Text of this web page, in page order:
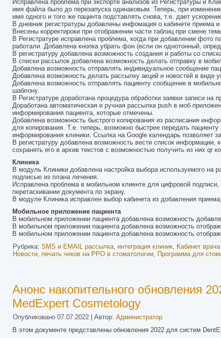
Исправлена проблема при экспорте анализов из Регистратуры и
имя файла было до перезапуска одинаковым. Теперь, при
имя одного и того же пацинта подставлять снова, т.е. дает
В дневник регистратуры добавлены инфомация о кабинете приема и
Внесены корректироки при отображении части таблиц при смене
В Регистратуре исправлена проблема, когда при добавлении фото
работали. Добавлена кнопка убрать фон (если он однотонный,
В регистратуру добавлена возможность создания и работы со
В списки рассылок добавлена возможность делать отправку в
Добавлена возможность отправлять индивидуальное сообщение
Добавлена возможность делать рассылку акций и новостей в виде
Добавлена возможность отправлять пациенту сообщение в
шаблону.
В Регистратуре доработана процедура обработки заявки записи на
Доработана автоматическая и ручная рассылка push в моб
информирования пациента, которые отмечены.
Добавлена возможность быстрого копирования из расписания
для копирования. Т.е. теперь, возможно быстрее передать
информирования клиники. Ссылка на Google календарь позволяет
В регистратуру добавлена возможность вести список информации,
сохранять его в архив текстов с возможностью получить из них qr
Клиника
В модуль Клиники добавлена настройка выбора используемого на
подписью из плана лечения.
Исправлена проблема в мобильном клиенте для цифровой
перетаскивании документа по экрану.
В модуле Клиника исправлен выбор кабинета из добавления
Мобильное приложение пациента
В мобильном приложении пациента добавлена возможность
В мобильном приложении пациента добавлена возможность
В мобильном приложении пациента добавлена возможность
Рубрика: SMS и EMAIL рассылка, интеграция клиник, Кабинет
Новости, печать чеков на РРО в стоматологии, Программа для
Анонс накопительного обновления
MedExpert Cosmetology
Опубликовано 07.07.2022 Автор: Администратор
В этом документе представлены обновления 2022 для систем